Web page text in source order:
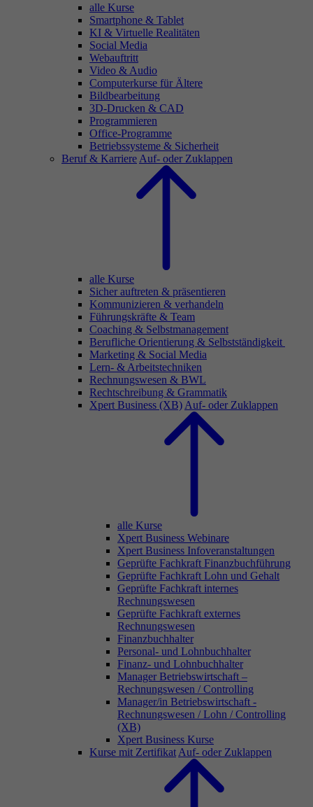
alle Kurse
Smartphone & Tablet
KI & Virtuelle Realitäten
Social Media
Webauftritt
Video & Audio
Computerkurse für Ältere
Bildbearbeitung
3D-Drucken & CAD
Programmieren
Office-Programme
Betriebssysteme & Sicherheit
Beruf & Karriere Auf- oder Zuklappen
alle Kurse
Sicher auftreten & präsentieren
Kommunizieren & verhandeln
Führungskräfte & Team
Coaching & Selbstmanagement
Berufliche Orientierung & Selbstständigkeit
Marketing & Social Media
Lern- & Arbeitstechniken
Rechnungswesen & BWL
Rechtschreibung & Grammatik
Xpert Business (XB) Auf- oder Zuklappen
alle Kurse
Xpert Business Webinare
Xpert Business Infoveranstaltungen
Geprüfte Fachkraft Finanzbuchführung
Geprüfte Fachkraft Lohn und Gehalt
Geprüfte Fachkraft internes
Rechnungswesen
Geprüfte Fachkraft externes
Rechnungswesen
Finanzbuchhalter
Personal- und Lohnbuchhalter
Finanz- und Lohnbuchhalter
Manager Betriebswirtschaft –
Rechnungswesen / Controlling
Manager/in Betriebswirtschaft -
Rechnungswesen / Lohn / Controlling
(XB)
Xpert Business Kurse
Kurse mit Zertifikat Auf- oder Zuklappen